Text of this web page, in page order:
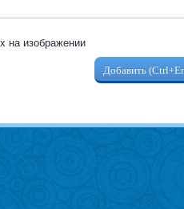
на изображении
Добавить